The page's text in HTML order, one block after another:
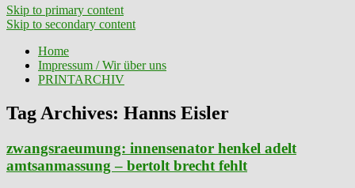
Skip to primary content
Skip to secondary content
Home
Impressum / Wir über uns
PRINTARCHIV
Tag Archives: Hanns Eisler
zwangsraeumung: innensenator henkel adelt
amtsanmassung – bertolt brecht fehlt